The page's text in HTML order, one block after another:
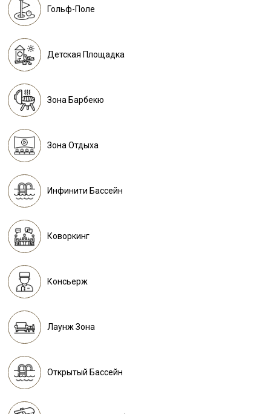
Гольф-Поле
Детская Площадка
Зона Барбекю
Зона Отдыха
Инфинити Бассейн
Коворкинг
Консьерж
Лаунж Зона
Открытый Бассейн